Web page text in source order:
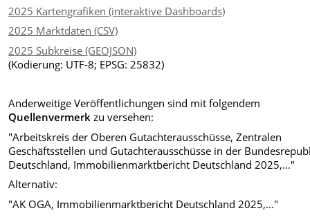
2025 Kartengrafiken (interaktive Dashboards)
2025 Marktdaten (CSV)
2025 Subkreise (GEOJSON)
(Kodierung: UTF-8; EPSG: 25832)
Anderweitige Veröffentlichungen sind mit folgendem
Quellenvermerk zu versehen:
"Arbeitskreis der Oberen Gutachterausschüsse, Zentralen
Geschäftsstellen und Gutachterausschüsse in der
Deutschland, Immobilienmarktbericht Deutschland 2025,..."
Alternativ:
"AK OGA, Immobilienmarktbericht Deutschland 2025,..."